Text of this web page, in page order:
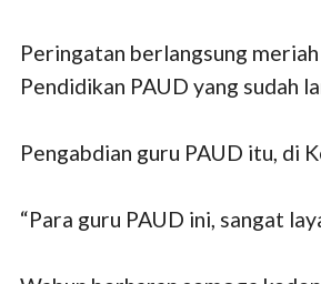
Peringatan berlangsung
Pendidikan PAUD yang sudah
Pengabdian guru PAUD itu, di
“Para guru PAUD ini, sangat